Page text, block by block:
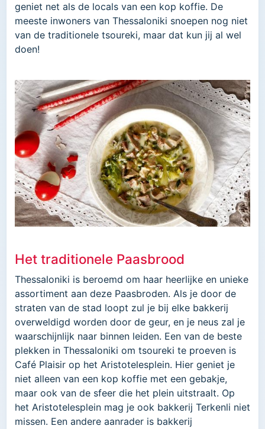
geniet net als de locals van een kop koffie. De
meeste inwoners van Thessaloniki snoepen nog niet
van de traditionele tsoureki, maar dat kun jij al wel
doen!
Het traditionele Paasbrood
Thessaloniki is beroemd om haar heerlijke en unieke
assortiment aan deze Paasbroden. Als je door de
straten van de stad loopt zul je bij elke bakkerij
overweldigd worden door de geur, en je neus zal je
waarschijnlijk naar binnen leiden. Een van de beste
plekken in Thessaloniki om tsoureki te proeven is
Café Plaisir op het Aristotelesplein. Hier geniet je
niet alleen van een kop koffie met een gebakje,
maar ook van de sfeer die het plein uitstraalt. Op
het Aristotelesplein mag je ook bakkerij Terkenli niet
missen. Een andere aanrader is bakkerij